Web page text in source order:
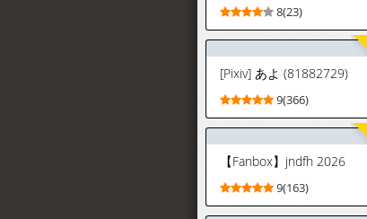
8(23)
[Pixiv] あよ (81882729)
9(366)
【Fanbox】jndfh 2026
9(163)